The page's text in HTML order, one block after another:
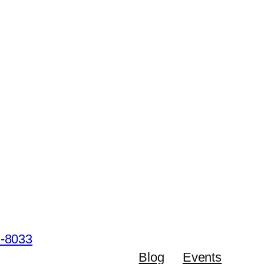
Blog Events